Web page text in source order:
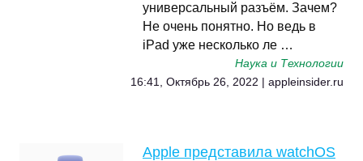
универсальный разъём. Зачем?
Не очень понятно. Но ведь в
iPad уже несколько ле …
Наука и Технологии
16:41, Октябрь 26, 2022 | appleinsider.ru
Apple представила watchOS